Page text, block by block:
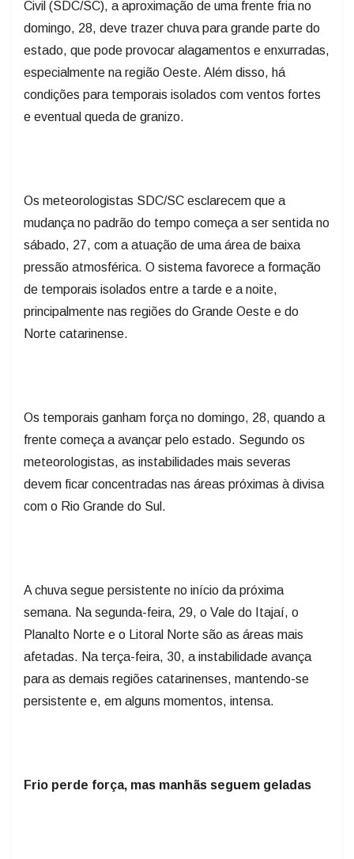
Civil (SDC/SC), a aproximação de uma frente fria no
domingo, 28, deve trazer chuva para grande parte do
estado, que pode provocar alagamentos e enxurradas,
especialmente na região Oeste. Além disso, há
condições para temporais isolados com ventos fortes
e eventual queda de granizo.
Os meteorologistas SDC/SC esclarecem que a
mudança no padrão do tempo começa a ser sentida no
sábado, 27, com a atuação de uma área de baixa
pressão atmosférica. O sistema favorece a formação
de temporais isolados entre a tarde e a noite,
principalmente nas regiões do Grande Oeste e do
Norte catarinense.
Os temporais ganham força no domingo, 28, quando a
frente começa a avançar pelo estado. Segundo os
meteorologistas, as instabilidades mais severas
devem ficar concentradas nas áreas próximas à divisa
com o Rio Grande do Sul.
A chuva segue persistente no início da próxima
semana. Na segunda-feira, 29, o Vale do Itajaí, o
Planalto Norte e o Litoral Norte são as áreas mais
afetadas. Na terça-feira, 30, a instabilidade avança
para as demais regiões catarinenses, mantendo-se
persistente e, em alguns momentos, intensa.
Frio perde força, mas manhãs seguem geladas